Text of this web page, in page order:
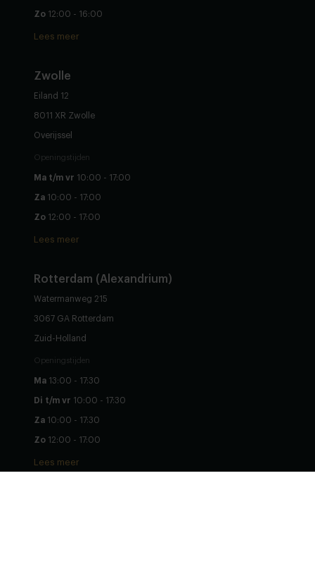
Stel zelf samen
Zo 12:00 - 16:00
Lees meer
Zwolle
Eiland 12
8011 XR Zwolle
Overijssel
Openingstijden
Ma t/m vr 10:00 - 17:00
Za 10:00 - 17:00
Zo 12:00 - 17:00
Lees meer
Rotterdam (Alexandrium)
Watermanweg 215
3067 GA Rotterdam
Zuid-Holland
Openingstijden
Ma 13:00 - 17:30
Di t/m vr 10:00 - 17:30
Za 10:00 - 17:30
Zo 12:00 - 17:00
Lees meer